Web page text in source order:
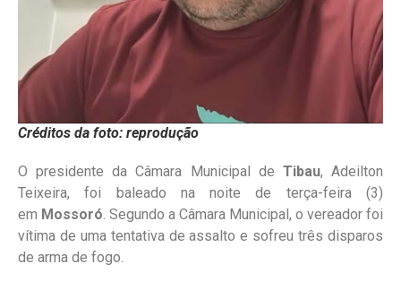
Créditos da foto: reprodução
O presidente da Câmara Municipal de Tibau, Adeilton
Teixeira, foi baleado na noite de terça-feira (3)
em Mossoró . Segundo a Câmara Municipal, o vereador foi
vítima de uma tentativa de assalto e sofreu três disparos
de arma de fogo.